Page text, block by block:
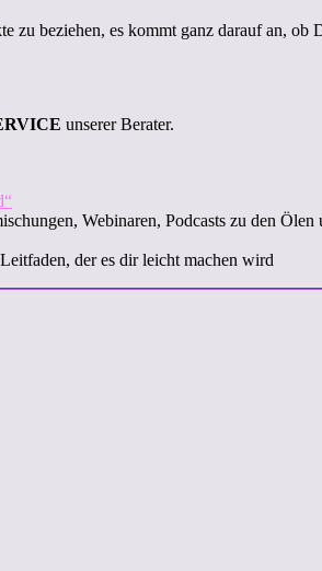
beziehen, es kommt ganz darauf an, ob
unserer Berater.
Webinaren, Podcasts zu den Ölen
der es dir leicht machen wird